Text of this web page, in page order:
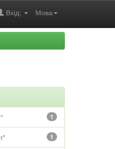
Мова
Вхід:
1
1